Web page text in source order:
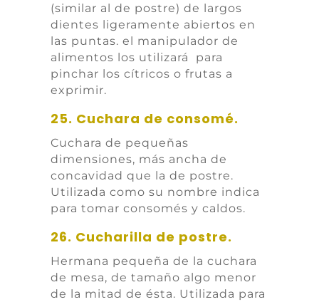
(similar al de postre) de largos
dientes ligeramente abiertos en
las puntas. el manipulador de
alimentos los utilizará para
pinchar los cítricos o frutas a
exprimir.
25. Cuchara de consomé.
Cuchara de pequeñas
dimensiones, más ancha de
concavidad que la de postre.
Utilizada como su nombre indica
para tomar consomés y caldos.
26. Cucharilla de postre.
Hermana pequeña de la cuchara
de mesa, de tamaño algo menor
de la mitad de ésta. Utilizada para